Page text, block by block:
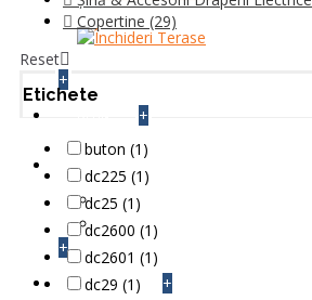
+
+
INFO TEHNIC
Setari si Montaje Automatizari
Cum se face
+
CONTACT +
Copertine (29)
Reset
Etichete
buton (1)
dc225 (1)
dc25 (1)
dc2600 (1)
dc2601 (1)
dc29 (1)